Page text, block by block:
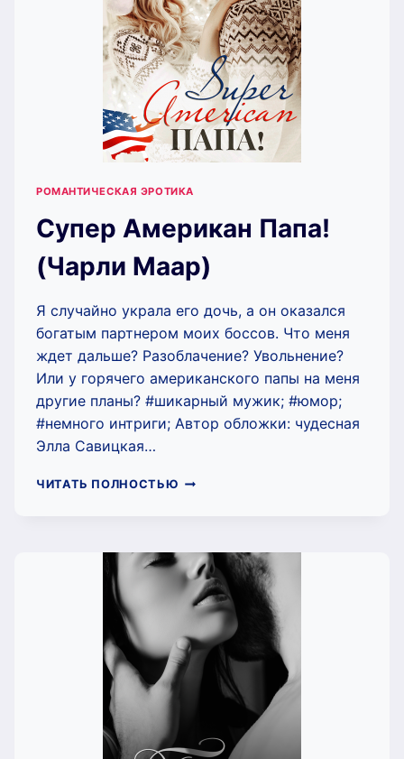
РОМАНТИЧЕСКАЯ ЭРОТИКА
Супер Американ Папа!
(Чарли Маар)
Я случайно украла его дочь, а он оказался
богатым партнером моих боссов. Что меня
ждет дальше? Разоблачение? Увольнение?
Или у горячего американского папы на меня
другие планы? #шикарный мужик; #юмор;
#немного интриги; Автор обложки: чудесная
Элла Савицкая…
ЧИТАТЬ ПОЛНОСТЬЮ СУПЕР
МААР)